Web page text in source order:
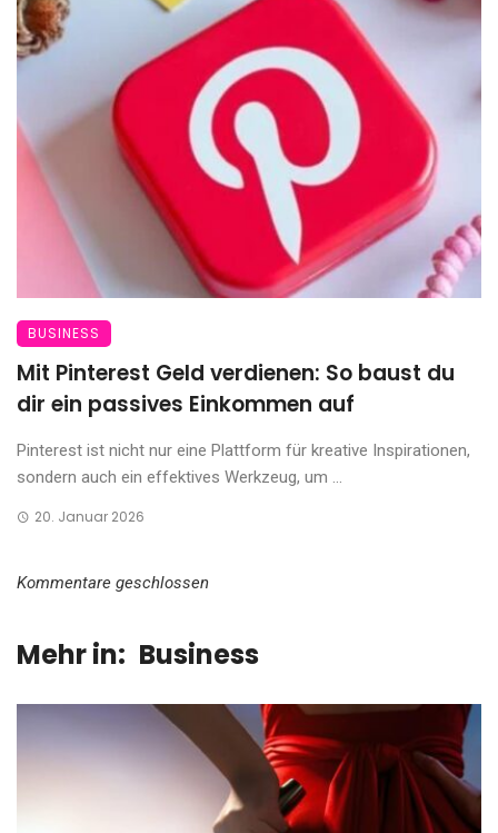
BUSINESS
Mit Pinterest Geld verdienen: So baust du
dir ein passives Einkommen auf
Pinterest ist nicht nur eine Plattform für kreative Inspirationen,
sondern auch ein effektives Werkzeug, um ...
20. Januar 2026
Kommentare geschlossen
Mehr in: Business